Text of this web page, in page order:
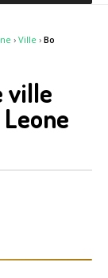
› Ville › Bo
ville